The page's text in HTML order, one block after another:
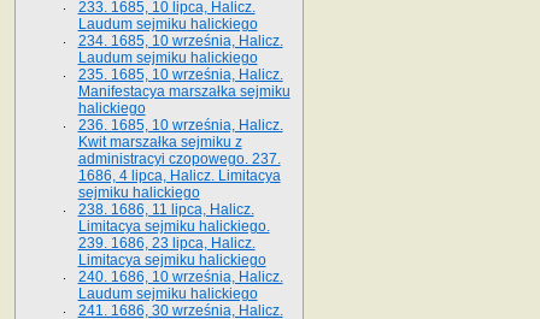
233. 1685, 10 lipca, Halicz.
Laudum sejmiku halickiego
234. 1685, 10 września, Halicz.
Laudum sejmiku halickiego
235. 1685, 10 września, Halicz.
Manifestacya marszałka sejmiku
halickiego
236. 1685, 10 września, Halicz.
Kwit marszałka sejmiku z
administracyi czopowego. 237.
1686, 4 lipca, Halicz. Limitacya
sejmiku halickiego
238. 1686, 11 lipca, Halicz.
Limitacya sejmiku halickiego.
239. 1686, 23 lipca, Halicz.
Limitacya sejmiku halickiego
240. 1686, 10 września, Halicz.
Laudum sejmiku halickiego
241. 1686, 30 września, Halicz.